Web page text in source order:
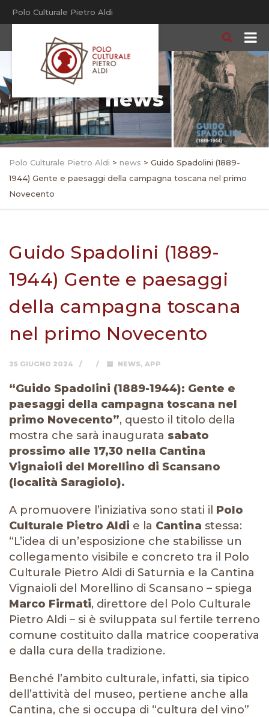
Polo Culturale Pietro Aldi
news
Polo Culturale Pietro Aldi > news > Guido Spadolini (1889-
1944) Gente e paesaggi della campagna toscana nel primo
Novecento
Guido Spadolini (1889-
1944) Gente e paesaggi
della campagna toscana
nel primo Novecento
25 GIUGNO 2024 NEWS, APP
“Guido Spadolini (1889-1944): Gente e
paesaggi della campagna toscana nel
primo Novecento”, questo il titolo della
mostra che sarà inaugurata sabato
prossimo alle 17,30 nella Cantina
Vignaioli del Morellino di Scansano
(località Saragiolo).
A promuovere l’iniziativa sono stati il Polo
Culturale Pietro Aldi e la Cantina stessa:
“L’idea di un’esposizione che stabilisse un
collegamento visibile e concreto tra il Polo
Culturale Pietro Aldi di Saturnia e la Cantina
Vignaioli del Morellino di Scansano – spiega
Marco Firmati, direttore del Polo Culturale
Pietro Aldi – si è sviluppata sul fertile terreno
comune costituito dalla matrice cooperativa
e dalla cura della tradizione.
Benché l’ambito culturale, infatti, sia tipico
dell’attività del museo, pertiene anche alla
Cantina, che si occupa di “cultura del vino”